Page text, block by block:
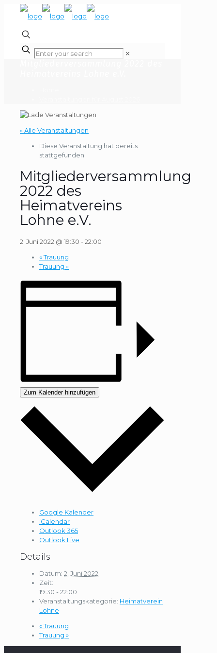
✕
« Alle Veranstaltungen
Diese Veranstaltung hat bereits
stattgefunden.
Mitgliederversammlung
2022 des
Heimatvereins
Lohne e.V.
2. Juni 2022 @ 19:30 -22:00
«Trauung
Trauung »
Zum Kalender hinzufügen
Google Kalender
iCalendar
Outlook 365
Outlook Live
Details
Datum: 2. Juni 2022
Zeit:
19:30 - 22:00
Veranstaltungskategorie: Heimatverein
Lohne
«Trauung
Trauung »